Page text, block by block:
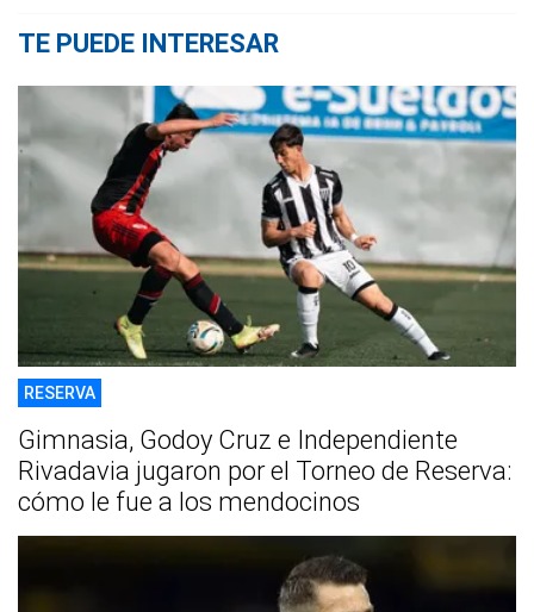
TE PUEDE INTERESAR
RESERVA
Gimnasia, Godoy Cruz e Independiente
Rivadavia jugaron por el Torneo de Reserva:
cómo le fue a los mendocinos